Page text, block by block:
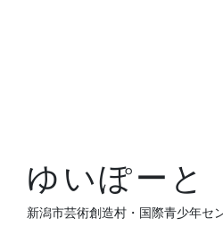
ゆいぽーと
新潟市芸術創造村・国際青少年セ